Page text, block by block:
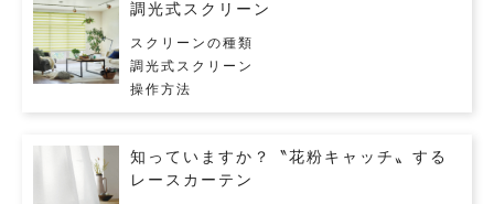
調光式スクリーン
スクリーンの種類
調光式スクリーン
操作方法
知っていますか？〝花粉キャッチ〟する
レースカーテン